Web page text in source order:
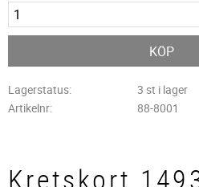
KÖP
Lagerstatus
3 st i lager
Artikelnr
88-8001
Kretskort